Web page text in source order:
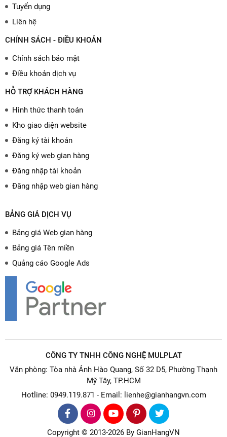
Tuyển dụng
Liên hệ
CHÍNH SÁCH - ĐIỀU KHOẢN
Chính sách bảo mật
Điều khoản dịch vụ
HỖ TRỢ KHÁCH HÀNG
Hình thức thanh toán
Kho giao diện website
Đăng ký tài khoản
Đăng ký web gian hàng
Đăng nhập tài khoản
Đăng nhập web gian hàng
BẢNG GIÁ DỊCH VỤ
Bảng giá Web gian hàng
Bảng giá Tên miền
Quảng cáo Google Ads
CÔNG TY TNHH CÔNG NGHỆ MULPLAT
Văn phòng: Tòa nhà Ánh Hào Quang, Số 32 D5, Phường Thạnh
Mỹ Tây, TP.HCM
Hotline: 0949.119.871 - Email: lienhe@gianhangvn.com
Copyright © 2013-2026 By GianHangVN